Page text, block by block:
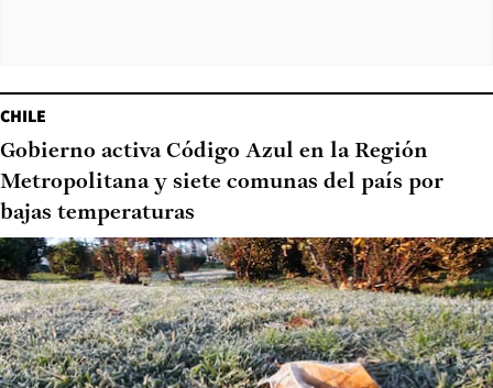
CHILE
Gobierno activa Código Azul en la Región
Metropolitana y siete comunas del país por
bajas temperaturas